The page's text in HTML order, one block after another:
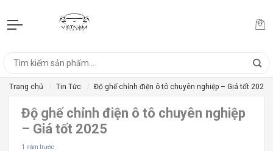
Trang chủ Tin Tức Độ ghế chỉnh điện ô tô chuyên nghiệp – Giá tốt 2025
Độ ghế chỉnh điện ô tô chuyên nghiệp
– Giá tốt 2025
1 năm trước